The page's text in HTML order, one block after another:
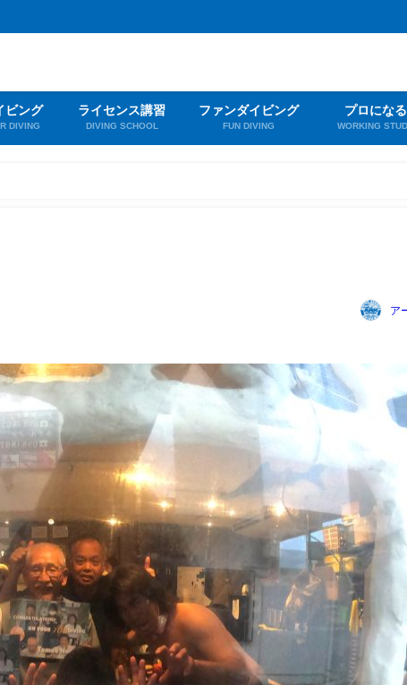
ビング
DIVING
ライセンス講習
DIVING SCHOOL
ファンダイビング
FUN DIVING
プロになる
WORKING
ア